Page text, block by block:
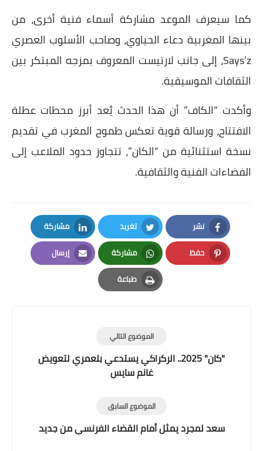
كما سيعرف الموعد مشاركة أسماء فنية أخرى، من
بينها المغربية دعاء الحياوي، وصاحب الأسلوب العصري
Says’z، إلى جانب لارتيست المعروف بمزجه المبتكر بين
الثقافات الموسيقية.
وأكدت “الكاف” أن هذا الحدث يُعد أبرز محطات عطلة
الافتتاح، ورسالة قوية تعكس طموح المغرب في تقديم
نسخة استثنائية من “الكان”، تتجاوز حدود الملاعب إلى
الفضاءات الفنية والثقافية.
نشر
Facebook
تغريد
Twitter
مشاركة
LinkedIn
حفظ
Pinterest
مشاركة
Whatsapp
إرسال
Email
طباعة
Print
الموضوع التالي
"كان" 2025.. الركراكي يستدعي بلعمري لتعويض
غانم سايس
الموضوع السابق
سعد لمجرد يمثل أمام القضاء الفرنسي من جديد